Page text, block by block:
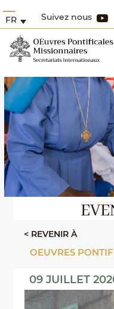
Suivez nous
FR
< REVENIR À
OEUVRES
09 JUILLET